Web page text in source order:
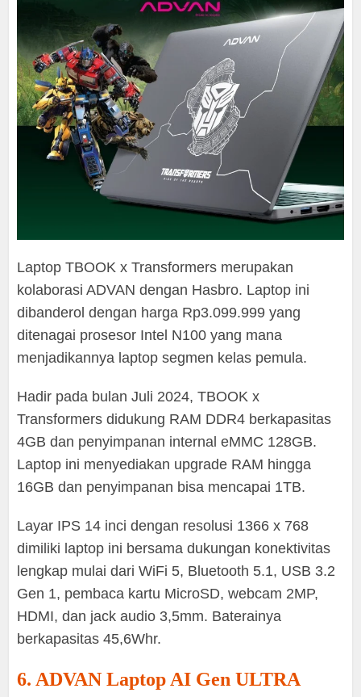
Laptop TBOOK x Transformers merupakan
kolaborasi ADVAN dengan Hasbro. Laptop ini
dibanderol dengan harga Rp3.099.999 yang
ditenagai prosesor Intel N100 yang mana
menjadikannya laptop segmen kelas pemula.
Hadir pada bulan Juli 2024, TBOOK x
Transformers didukung RAM DDR4 berkapasitas
4GB dan penyimpanan internal eMMC 128GB.
Laptop ini menyediakan upgrade RAM hingga
16GB dan penyimpanan bisa mencapai 1TB.
Layar IPS 14 inci dengan resolusi 1366 x 768
dimiliki laptop ini bersama dukungan konektivitas
lengkap mulai dari WiFi 5, Bluetooth 5.1, USB 3.2
Gen 1, pembaca kartu MicroSD, webcam 2MP,
HDMI, dan jack audio 3,5mm. Baterainya
berkapasitas 45,6Whr.
6. ADVAN Laptop AI Gen ULTRA